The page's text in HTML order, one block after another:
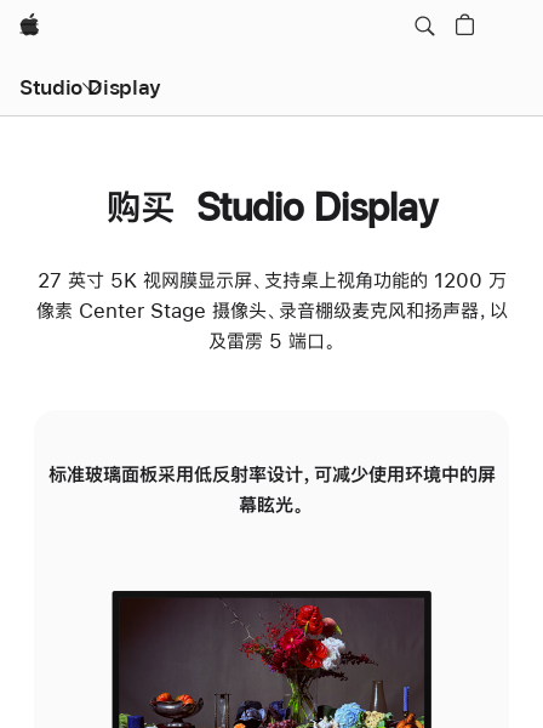
Apple
Studio Display
购买 Studio Display
27 英寸 5K 视网膜显示屏、支持桌上视角功能的 1200 万
像素 Center Stage 摄像头、录音棚级麦克风和扬声器，以
及雷雳 5 端口。
标准玻璃面板采用低反射率设计，可减少使用环境中的屏
幕眩光。